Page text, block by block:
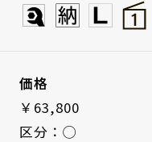
価格
￥63,800
区分：◯